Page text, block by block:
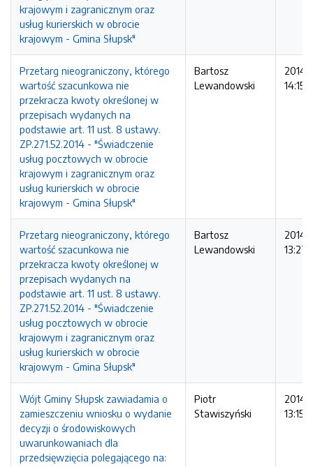
krajowym i zagranicznym oraz
usług kurierskich w obrocie
krajowym - Gmina Słupsk"
Przetarg nieograniczony, którego
wartość szacunkowa nie
przekracza kwoty określonej w
przepisach wydanych na
podstawie art. 11 ust. 8 ustawy.
ZP.271.52.2014 - "Świadczenie
usług pocztowych w obrocie
krajowym i zagranicznym oraz
usług kurierskich w obrocie
krajowym - Gmina Słupsk"
Bartosz
Lewandowski
2014-
14:15:11
Przetarg nieograniczony, którego
wartość szacunkowa nie
przekracza kwoty określonej w
przepisach wydanych na
podstawie art. 11 ust. 8 ustawy.
ZP.271.52.2014 - "Świadczenie
usług pocztowych w obrocie
krajowym i zagranicznym oraz
usług kurierskich w obrocie
krajowym - Gmina Słupsk"
Bartosz
Lewandowski
2014-
Wójt Gminy Słupsk zawiadamia o
zamieszczeniu wniosku o wydanie
decyzji o środowiskowych
uwarunkowaniach dla
przedsięwzięcia polegającego na:
Piotr
Stawiszyński
2014-